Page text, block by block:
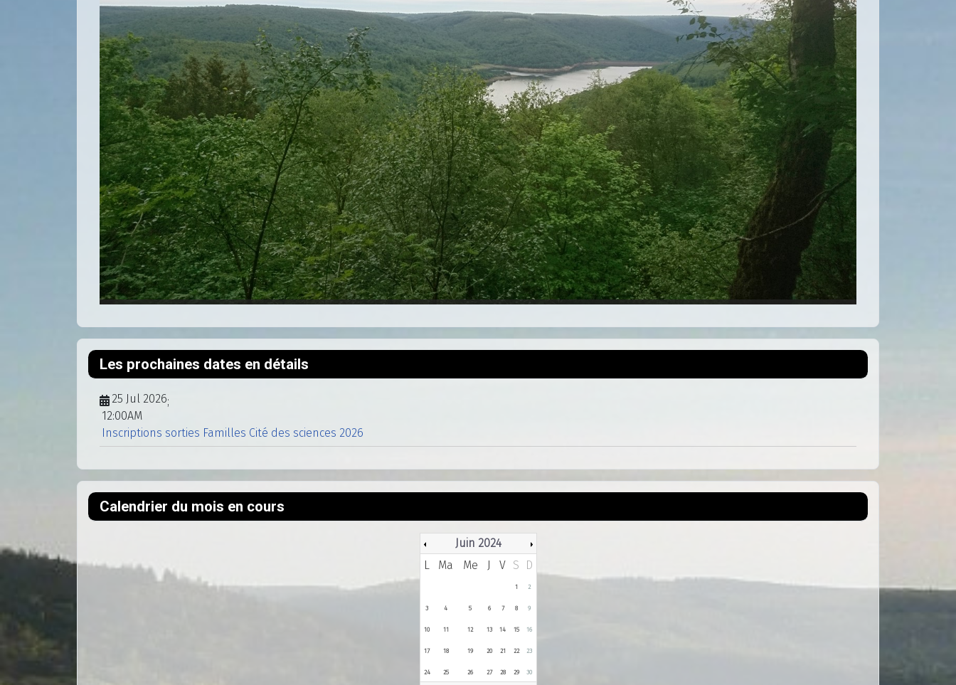
Les prochaines dates en détails
25 Jul 2026;
12:00AM
Inscriptions sorties Familles Cité des sciences 2026
Calendrier du mois en cours
Juin 2024
L
Ma Me J V S D
1 2
3 4 5 6 7 8 9
10 11 12 13 14 15 16
17 18 19 20 21 22 23
24 25 26 27 28 29 30